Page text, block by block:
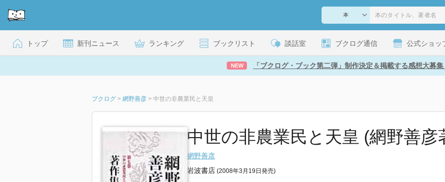
トップ 新刊ニュース ランキング ブックリスト 談話室 ブクログ通信 公式ショッ
NEW 「ブクログ・ブック第二弾」制作決定＆掲載する感想大募集
ブクログ > 網野善彦 > 中世の非農業民と天皇
中世の非農業民と天皇 (網野善彦
網野善彦
岩波書店 (2008年3月19日発売)